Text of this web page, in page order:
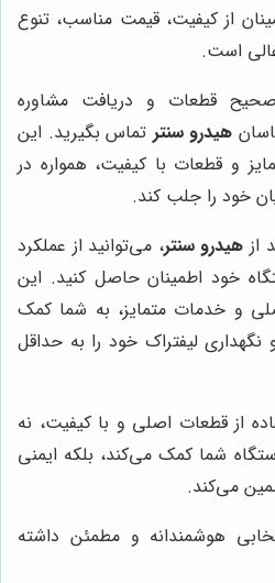
از کیفیت، قیمت مناسب، تنوع
است.
صحیح قطعات و دریافت مشاوره
هیدرو سنتر تماس بگیرید. این
و قطعات با کیفیت، همواره در
خود را جلب کند.
از هیدرو سنتر، می‌توانید از عملکرد
خود اطمینان حاصل کنید. این
و خدمات متمایز، به شما کمک
لیفتراک خود را به حداقل
از قطعات اصلی و با کیفیت، نه
شما کمک می‌کند، بلکه ایمنی
می‌کند.
هوشمندانه و مطمئن داشته